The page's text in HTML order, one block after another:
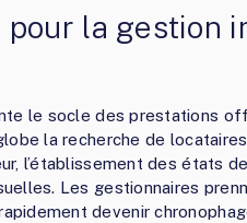
pour la gestion
le socle des prestations
la recherche de
l’établissement des états
Les gestionnaires
devenir